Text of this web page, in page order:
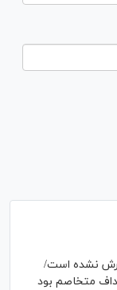
نشده است/
متخاصم بود